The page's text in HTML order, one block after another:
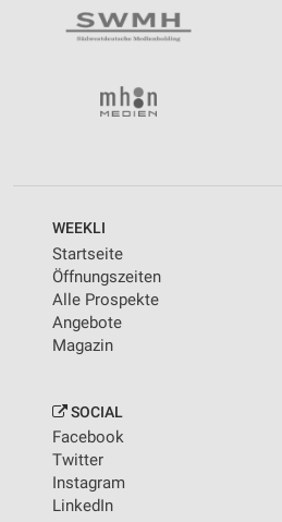
WEEKLI
Startseite
Öffnungszeiten
Alle Prospekte
Angebote
Magazin
SOCIAL
Facebook
Twitter
Instagram
LinkedIn